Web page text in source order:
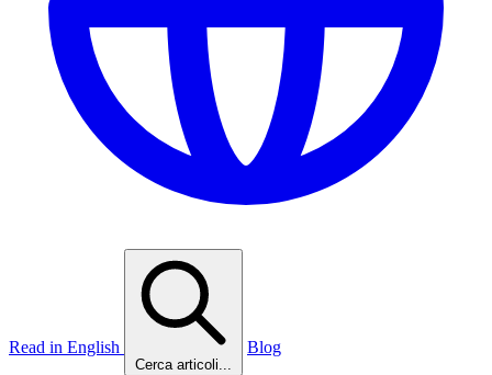
Read in English
Cerca articoli...
Blog